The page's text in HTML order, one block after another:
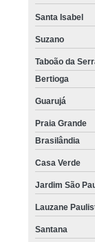
Santa Isabel
Suzano
Taboão da
Bertioga
Guarujá
Praia Grande
Brasilândia
Casa Verde
Jardim São
Lauzane
Santana